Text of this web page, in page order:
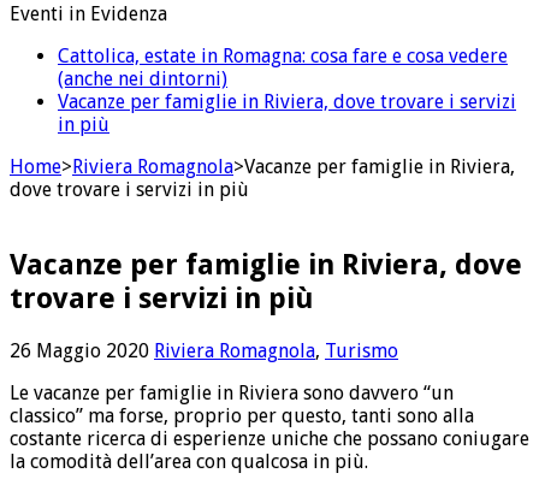
Eventi in Evidenza
Cattolica, estate in Romagna: cosa fare e cosa vedere
(anche nei dintorni)
Vacanze per famiglie in Riviera, dove trovare i servizi
in più
Home>Riviera Romagnola>Vacanze per famiglie in Riviera,
dove trovare i servizi in più
Vacanze per famiglie in Riviera, dove
trovare i servizi in più
26 Maggio 2020 Riviera Romagnola, Turismo
Le vacanze per famiglie in Riviera sono davvero “un
classico” ma forse, proprio per questo, tanti sono alla
costante ricerca di esperienze uniche che possano coniugare
la comodità dell’area con qualcosa in più.